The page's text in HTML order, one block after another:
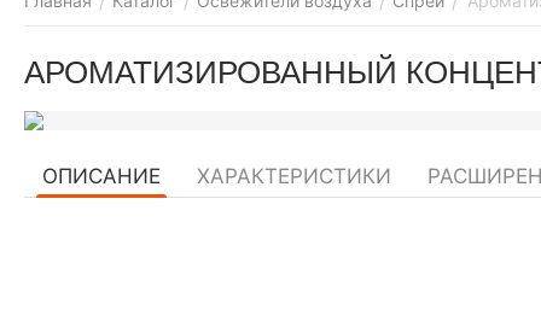
АРОМАТИЗИРОВАННЫЙ
ОПИСАНИЕ ХАРАКТЕРИСТИКИ